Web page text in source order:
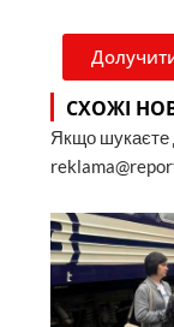
СХОЖІ
Якщо шукаєте